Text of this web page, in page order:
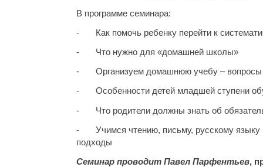
В программе семинара:
- Как помочь ребенку перейти к
- Что нужно для «домашней школы»
- Организуем домашнюю учебу – вопросы
- Особенности детей младшей ступени
- Что родители должны знать об
- Учимся чтению, письму, русскому языку
подходы
Семинар проводит Павел Парфентьев,